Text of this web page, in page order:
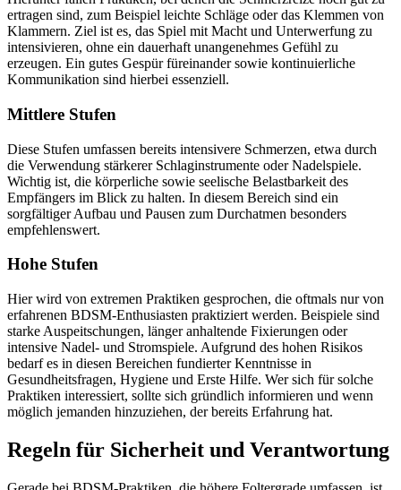
ertragen sind, zum Beispiel leichte Schläge oder das Klemmen von
Klammern. Ziel ist es, das Spiel mit Macht und Unterwerfung zu
intensivieren, ohne ein dauerhaft unangenehmes Gefühl zu
erzeugen. Ein gutes Gespür füreinander sowie kontinuierliche
Kommunikation sind hierbei essenziell.
Mittlere Stufen
Diese Stufen umfassen bereits intensivere Schmerzen, etwa durch
die Verwendung stärkerer Schlaginstrumente oder Nadelspiele.
Wichtig ist, die körperliche sowie seelische Belastbarkeit des
Empfängers im Blick zu halten. In diesem Bereich sind ein
sorgfältiger Aufbau und Pausen zum Durchatmen besonders
empfehlenswert.
Hohe Stufen
Hier wird von extremen Praktiken gesprochen, die oftmals nur von
erfahrenen BDSM-Enthusiasten praktiziert werden. Beispiele sind
starke Auspeitschungen, länger anhaltende Fixierungen oder
intensive Nadel- und Stromspiele. Aufgrund des hohen Risikos
bedarf es in diesen Bereichen fundierter Kenntnisse in
Gesundheitsfragen, Hygiene und Erste Hilfe. Wer sich für solche
Praktiken interessiert, sollte sich gründlich informieren und wenn
möglich jemanden hinzuziehen, der bereits Erfahrung hat.
Regeln für Sicherheit und Verantwortung